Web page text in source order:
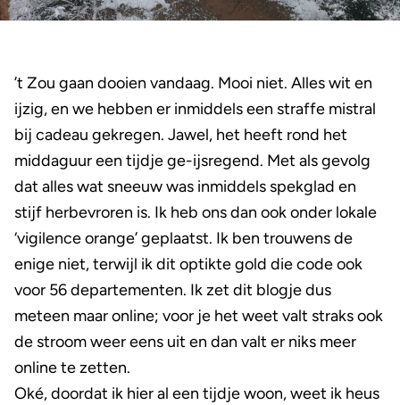
’t Zou gaan dooien vandaag. Mooi niet. Alles wit en
ijzig, en we hebben er inmiddels een straffe mistral
bij cadeau gekregen. Jawel, het heeft rond het
middaguur een tijdje ge-ijsregend. Met als gevolg
dat alles wat sneeuw was inmiddels spekglad en
stijf herbevroren is. Ik heb ons dan ook onder lokale
‘vigilence orange’ geplaatst. Ik ben trouwens de
enige niet, terwijl ik dit optikte gold die code ook
voor 56 departementen. Ik zet dit blogje dus
meteen maar online; voor je het weet valt straks ook
de stroom weer eens uit en dan valt er niks meer
online te zetten.
Oké, doordat ik hier al een tijdje woon, weet ik heus